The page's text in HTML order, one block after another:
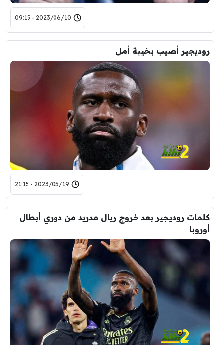
2023/06/10 - 09:15
روديجير أصيب بخيبة أمل
2023/05/19 - 21:15
كلمات روديجير بعد خروج ريال مدريد من دوري أبطال
أوروبا